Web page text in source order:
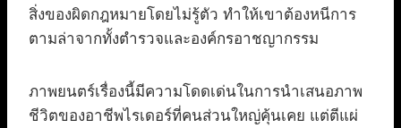
สิ่งของผิดกฎหมายโดยไม่รู้ตัว ทำให้เขาต้องหนีการ
ตามล่าจากทั้งตำรวจและองค์กรอาชญากรรม
ภาพยนตร์เรื่องนี้มีความโดดเด่นในการนำเสนอภาพ
ชีวิตของอาชีพไรเดอร์ที่คนส่วนใหญ่คุ้นเคย แต่ตีแผ่